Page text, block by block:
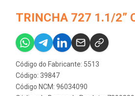
TRINCHA 727 1.1/2”
Código do Fabricante: 5513
Código: 39847
Código NCM: 96034090